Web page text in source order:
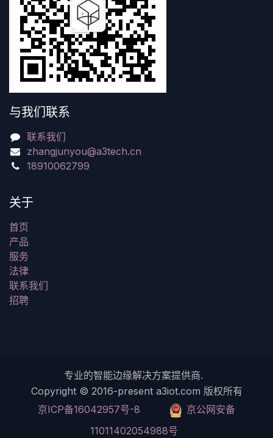
与我们联系
联系我们
zhangjunyou@a3tech.cn
18910062799
关于
首页
产品
服务
法律
联系我们
招聘
专业的智能边缘解决方案提供商.
Copyright © 2016-present a3iot.com 版权所有
京ICP备16042957号-8
​京公网安备
11011402054988号